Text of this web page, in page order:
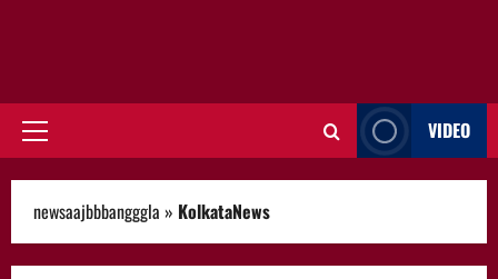
Primary
VIDEO
newsaajbbbangggla » KolkataNews